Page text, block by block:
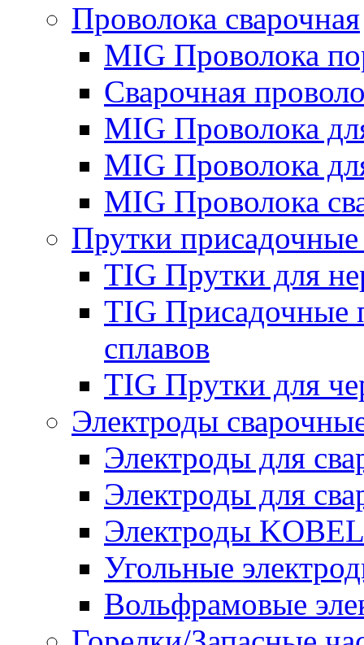
Проволока сварочная
MIG Проволока
Сварочная
MIG Проволока
MIG Проволока
MIG Проволока
Прутки
TIG Прутки для
TIG Присадочные
сплавов
TIG Прутки для
Электроды
Электроды для
Электроды для
Электроды
Угольные
Вольфрамовые